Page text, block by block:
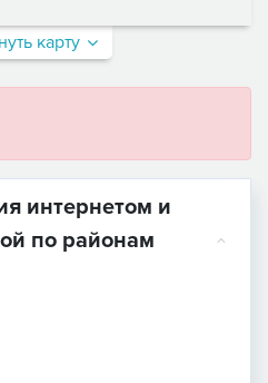
карту
интернетом и
по районам